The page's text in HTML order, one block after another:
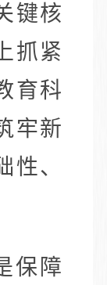
键核
抓紧
育科
牢新
、
保障